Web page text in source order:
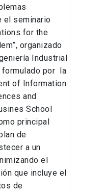
el seminario
for the
organizado
Industrial
formulado por la
of Information
and
School
principal
de
a un
el
que incluye el
de